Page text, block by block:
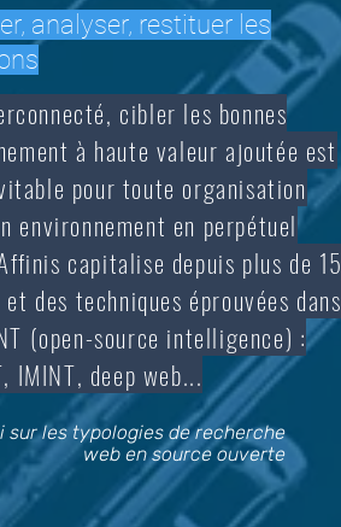
analyser, restituer les
cibler les bonnes
à haute valeur ajoutée est
pour toute organisation
environnement en perpétuel
capitalise depuis plus de 15
des techniques éprouvées dans
(open-source intelligence) :
IMINT, deep web...
sur les typologies de recherche
web en source ouverte